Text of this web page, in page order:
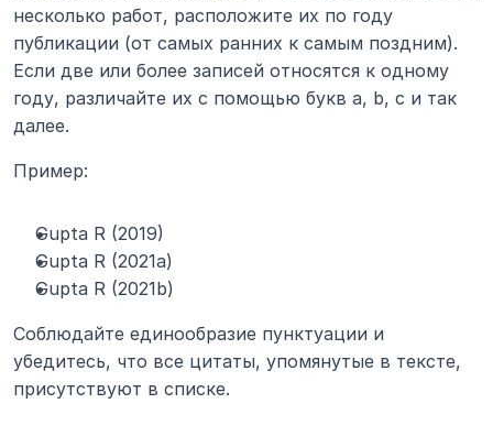
несколько работ, расположите их по году
публикации (от самых ранних к самым поздним).
Если две или более записей относятся к одному
году, различайте их с помощью букв a, b, c и так
далее.
Пример:
Gupta R (2019)
Gupta R (2021a)
Gupta R (2021b)
Соблюдайте единообразие пунктуации и
убедитесь, что все цитаты, упомянутые в тексте,
присутствуют в списке.